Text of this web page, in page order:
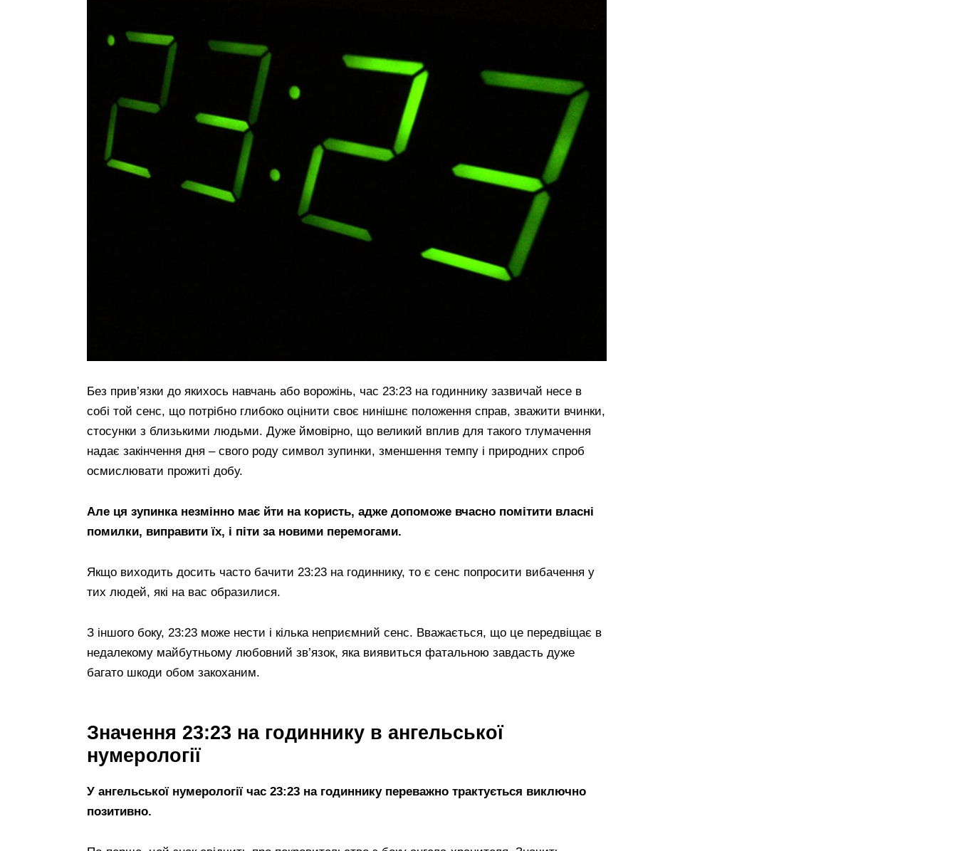
Без прив’язки до якихось навчань або ворожінь, час 23:23 на годиннику зазвичай несе в
собі той сенс, що потрібно глибоко оцінити своє нинішнє положення справ, зважити вчинки,
стосунки з близькими людьми. Дуже ймовірно, що великий вплив для такого тлумачення
надає закінчення дня – свого роду символ зупинки, зменшення темпу і природних спроб
осмислювати прожиті добу.
Але ця зупинка незмінно має йти на користь, адже допоможе вчасно помітити власні
помилки, виправити їх, і піти за новими перемогами.
Якщо виходить досить часто бачити 23:23 на годиннику, то є сенс попросити вибачення у
тих людей, які на вас образилися.
З іншого боку, 23:23 може нести і кілька неприємний сенс. Вважається, що це передвіщає в
недалекому майбутньому любовний зв’язок, яка виявиться фатальною завдасть дуже
багато шкоди обом закоханим.
Значення 23:23 на годиннику в ангельської
нумерології
У ангельської нумерології час 23:23 на годиннику переважно трактується виключно
позитивно.